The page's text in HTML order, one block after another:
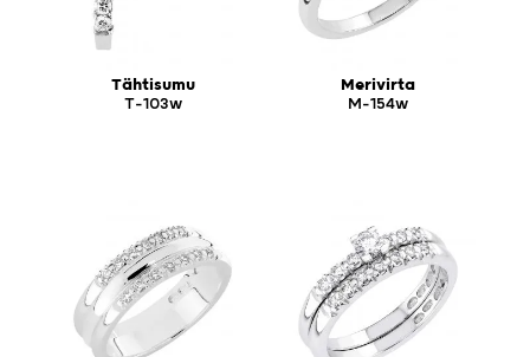
Tähtisumu
T-103w
Merivirta
M-154w